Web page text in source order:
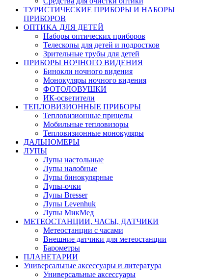
ТУРИСТИЧЕСКИЕ ПРИБОРЫ И НАБОРЫ
ПРИБОРОВ
ОПТИКА ДЛЯ ДЕТЕЙ
Наборы оптических приборов
Телескопы для детей и подростков
Зрительные трубы для детей
ПРИБОРЫ НОЧНОГО ВИДЕНИЯ
Бинокли ночного видения
Монокуляры ночного видения
ФОТОЛОВУШКИ
ИК-осветители
ТЕПЛОВИЗИОННЫЕ ПРИБОРЫ
Тепловизионные прицелы
Мобильные тепловизоры
Тепловизионные монокуляры
ДАЛЬНОМЕРЫ
ЛУПЫ
Лупы настольные
Лупы налобные
Лупы бинокулярные
Лупы-очки
Лупы Bresser
Лупы Levenhuk
Лупы МикМед
МЕТЕОСТАНЦИИ, ЧАСЫ, ДАТЧИКИ
Метеостанции с часами
Внешние датчики для метеостанции
Барометры
ПЛАНЕТАРИИ
Универсальные аксессуары и литература
Универсальные аксессуары